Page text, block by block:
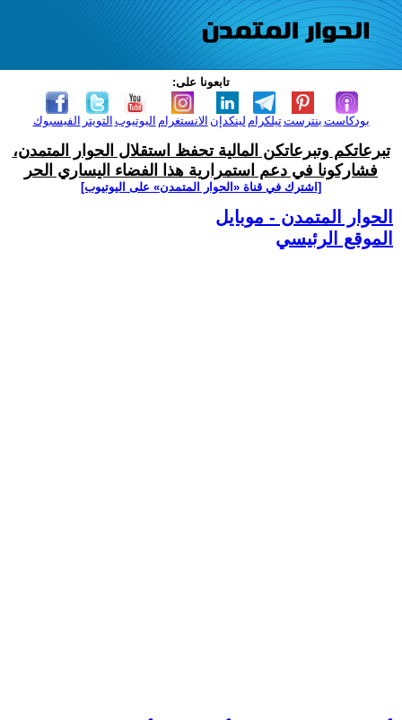
تابعونا على:
الفيسبوك التويتر اليوتيوب الانستغرام لينكدإن تيلكرامبنترست بودكاست
تبرعاتكم وتبرعاتكن المالية تحفظ استقلال الحوار المتمدن،
فشاركونا في دعم استمرارية هذا الفضاء اليساري الحر
[اشترك في قناة ‫«الحوار المتمدن» على اليوتيوب]
الحوار المتمدن - موبايل
الموقع الرئيسي